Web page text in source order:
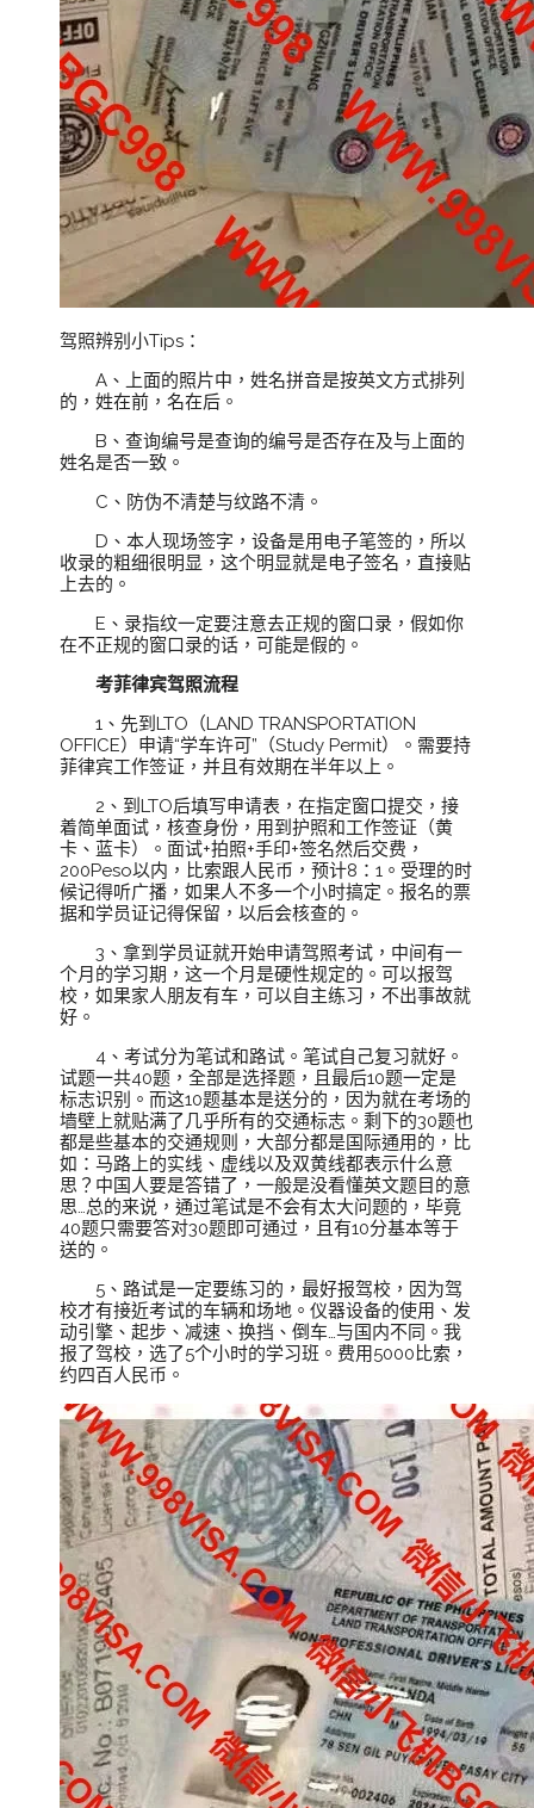
驾照辨别小Tips：
A、上面的照片中，姓名拼音是按英文方式排列
的，姓在前，名在后。
B、查询编号是查询的编号是否存在及与上面的
姓名是否一致。
C、防伪不清楚与纹路不清。
D、本人现场签字，设备是用电子笔签的，所以
收录的粗细很明显，这个明显就是电子签名，直接贴
上去的。
E、录指纹一定要注意去正规的窗口录，假如你
在不正规的窗口录的话，可能是假的。
考菲律宾驾照流程
1、先到LTO（LAND TRANSPORTATION
OFFICE）申请“学车许可”（Study Permit）。需要持
菲律宾工作签证，并且有效期在半年以上。
2、到LTO后填写申请表，在指定窗口提交，接
着简单面试，核查身份，用到护照和工作签证（黄
卡、蓝卡）。面试+拍照+手印+签名然后交费，
200Peso以内，比索跟人民币，预计8：1。受理的时
候记得听广播，如果人不多一个小时搞定。报名的票
据和学员证记得保留，以后会核查的。
3、拿到学员证就开始申请驾照考试，中间有一
个月的学习期，这一个月是硬性规定的。可以报驾
校，如果家人朋友有车，可以自主练习，不出事故就
好。
4、考试分为笔试和路试。笔试自己复习就好。
试题一共40题，全部是选择题，且最后10题一定是
标志识别。而这10题基本是送分的，因为就在考场的
墙壁上就贴满了几乎所有的交通标志。剩下的30题也
都是些基本的交通规则，大部分都是国际通用的，比
如：马路上的实线、虚线以及双黄线都表示什么意
思？中国人要是答错了，一般是没看懂英文题目的意
思…总的来说，通过笔试是不会有太大问题的，毕竟
40题只需要答对30题即可通过，且有10分基本等于
送的。
5、路试是一定要练习的，最好报驾校，因为驾
校才有接近考试的车辆和场地。仪器设备的使用、发
动引擎、起步、减速、换挡、倒车…与国内不同。我
报了驾校，选了5个小时的学习班。费用5000比索，
约四百人民币。